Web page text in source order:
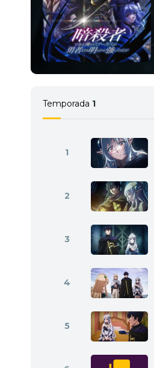
Temporada 1
1
2
3
4
5